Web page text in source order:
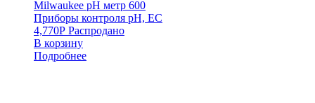
Milwaukee pH метр 600
Приборы контроля pH, EC
4,770Р Распродано
В корзину
Подробнее